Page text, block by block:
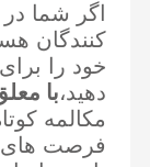
اگر شما
کنندگان
خود را
دهید،با
مکالمه
فرصت های